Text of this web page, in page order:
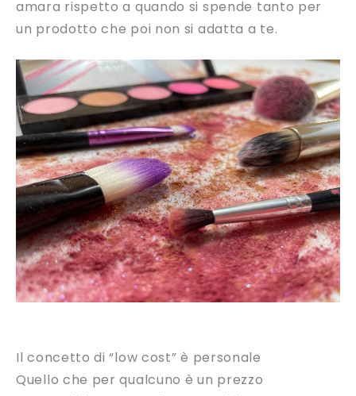
amara rispetto a quando si spende tanto per
un prodotto che poi non si adatta a te.
Il concetto di “low cost” è personale
Quello che per qualcuno è un prezzo